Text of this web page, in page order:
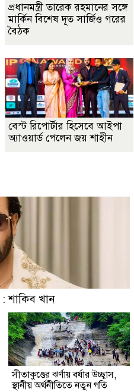
প্রধানমন্ত্রী তারেক রহমানের সঙ্গে
মার্কিন বিশেষ দূত সার্জিও গরের
বৈঠক
বেস্ট রিপোর্টার হিসেবে আইপা
অ্যাওয়ার্ড পেলেন জয় শাহীন
শাকিব খান
সীতাকুণ্ডের ঝর্ণায় বর্ষার উচ্ছ্বাস,
স্থানীয় অর্থনীতিতে নতুন গতি